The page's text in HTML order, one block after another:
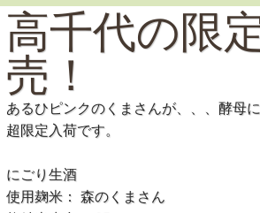
高千代の限
売！
あるひピンクのくまさんが、、、酵母
超限定入荷です。
にごり生酒
使用麹米： 森のくまさん